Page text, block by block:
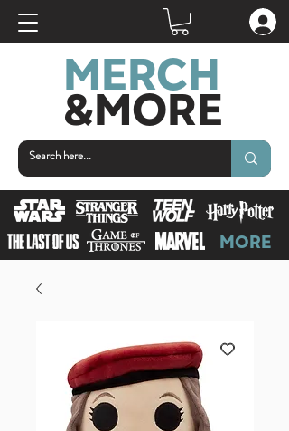
MERCH
&MORE
MORE